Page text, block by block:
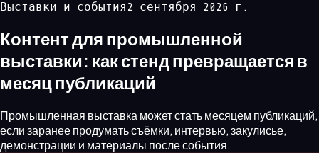
Выставки и события 2 сентября 2026 г.
Контент для промышленной
выставки: как стенд превращается в
месяц публикаций
Промышленная выставка может стать месяцем публикаций,
если заранее продумать съёмки, интервью, закулисье,
демонстрации и материалы после события.